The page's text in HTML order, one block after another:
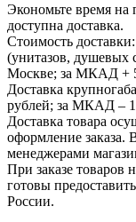
Экономьте время на
доступна доставка.
Стоимость
(унитазов, душевых
Москве; за МКАД +
Доставка
рублей; за МКАД –
Доставка товара
оформление заказа.
менеджерами
При заказе товаров
готовы
России.